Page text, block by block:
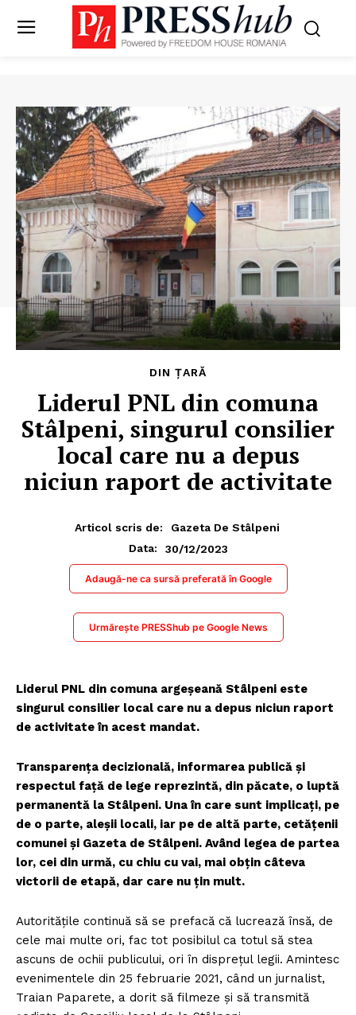
DIN ȚARĂ
Liderul PNL din comuna
Stâlpeni, singurul consilier
local care nu a depus
niciun raport de activitate
Articol scris de:
Gazeta De Stâlpeni
Data:
30/12/2023
Adaugă-ne ca sursă preferată în Google
Urmărește PRESShub pe Google News
Liderul PNL din comuna argeșeană Stâlpeni este
singurul consilier local care nu a depus niciun raport
de activitate în acest mandat.
Transparența decizională, informarea publică și
respectul față de lege reprezintă, din păcate, o luptă
permanentă la Stâlpeni. Una în care sunt implicați, pe
de o parte, aleșii locali, iar pe de altă parte, cetățenii
comunei și Gazeta de Stâlpeni. Având legea de partea
lor, cei din urmă, cu chiu cu vai, mai obțin câteva
victorii de etapă, dar care nu țin mult.
Autoritățile continuă să se prefacă că lucrează însă, de
cele mai multe ori, fac tot posibilul ca totul să stea
ascuns de ochii publicului, ori în disprețul legii. Amintesc
evenimentele din 25 februarie 2021, când un jurnalist,
Traian Paparete, a dorit să filmeze și să transmită